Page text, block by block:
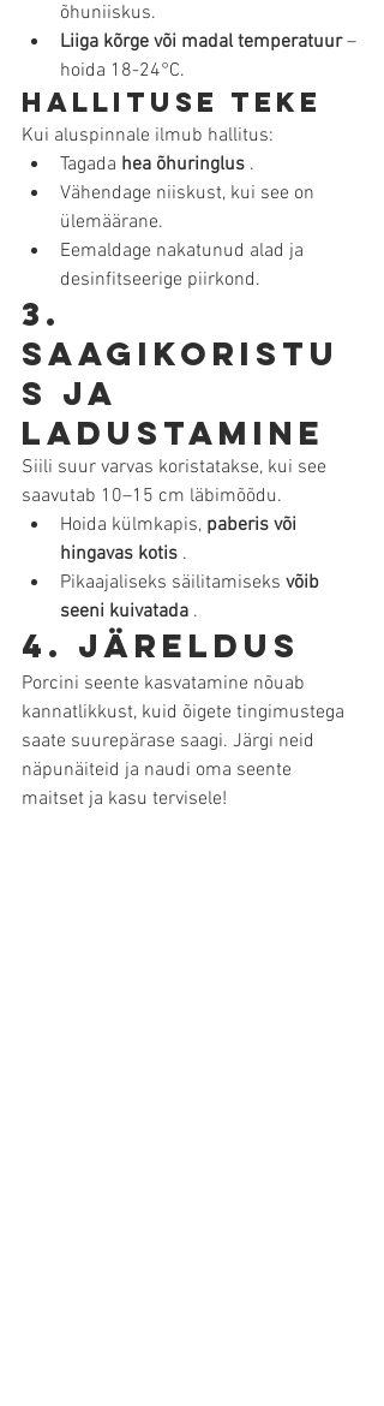
õhuniiskus.
Liiga kõrge või madal temperatuur –
hoida 18-24°C.
Hallituse teke
Kui aluspinnale ilmub hallitus:
Tagada hea õhuringlus .
Vähendage niiskust, kui see on
ülemäärane.
Eemaldage nakatunud alad ja
desinfitseerige piirkond.
3.
Saagikoristu
s ja
ladustamine
Siili suur varvas koristatakse, kui see
saavutab 10–15 cm läbimõõdu.
Hoida külmkapis, paberis või
hingavas kotis .
Pikaajaliseks säilitamiseks võib
seeni kuivatada .
4. Järeldus
Porcini seente kasvatamine nõuab
kannatlikkust, kuid õigete tingimustega
saate suurepärase saagi. Järgi neid
näpunäiteid ja naudi oma seente
maitset ja kasu tervisele!